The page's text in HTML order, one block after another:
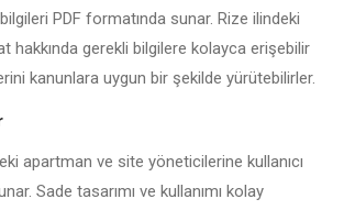
PDF formatında sunar. Rize ilindeki
hakkında gerekli bilgilere kolayca erişebilir
kanunlara uygun bir şekilde yürütebilirler.
apartman ve site yöneticilerine kullanıcı
Sade tasarımı ve kullanımı kolay